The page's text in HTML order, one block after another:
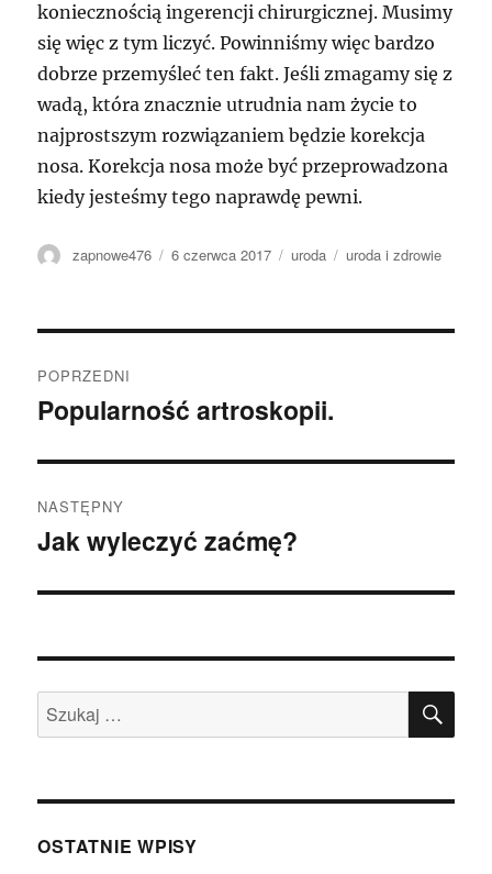
koniecznością ingerencji chirurgicznej. Musimy
się więc z tym liczyć. Powinniśmy więc bardzo
dobrze przemyśleć ten fakt. Jeśli zmagamy się z
wadą, która znacznie utrudnia nam życie to
najprostszym rozwiązaniem będzie korekcja
nosa. Korekcja nosa może być przeprowadzona
kiedy jesteśmy tego naprawdę pewni.
Autor
zapnowe476
Data
6 czerwca 2017 Kategorie
uroda Tagi
uroda i zdrowie
wpisu
POPRZEDNI
Poprzedni
Popularność artroskopii.
NASTĘPNY
Następny
Jak wyleczyć zaćmę?
Szukaj:
OSTATNIE WPISY